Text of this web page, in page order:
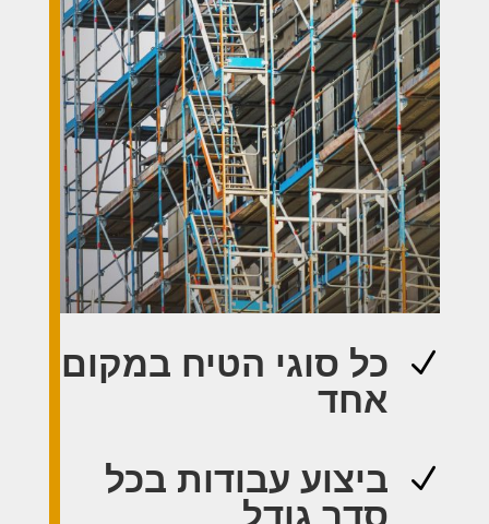
N
כל סוגי הטיח במקום
אחד
N
ביצוע עבודות בכל